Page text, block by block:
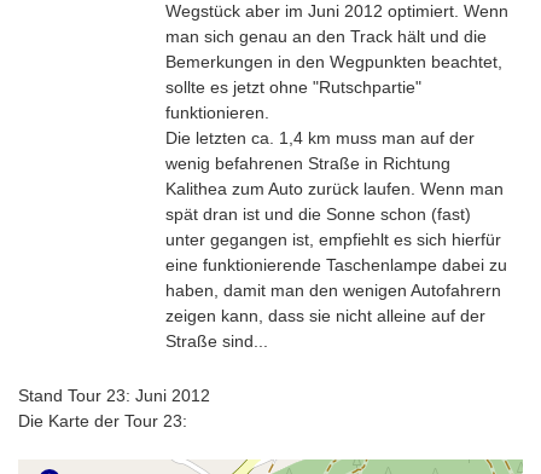
Wegstück aber im Juni 2012 optimiert. Wenn
man sich genau an den Track hält und die
Bemerkungen in den Wegpunkten beachtet,
sollte es jetzt ohne "Rutschpartie"
funktionieren.
Die letzten ca. 1,4 km muss man auf der
wenig befahrenen Straße in Richtung
Kalithea zum Auto zurück laufen. Wenn man
spät dran ist und die Sonne schon (fast)
unter gegangen ist, empfiehlt es sich hierfür
eine funktionierende Taschenlampe dabei zu
haben, damit man den wenigen Autofahrern
zeigen kann, dass sie nicht alleine auf der
Straße sind...
Stand Tour 23: Juni 2012
Die Karte der Tour 23: